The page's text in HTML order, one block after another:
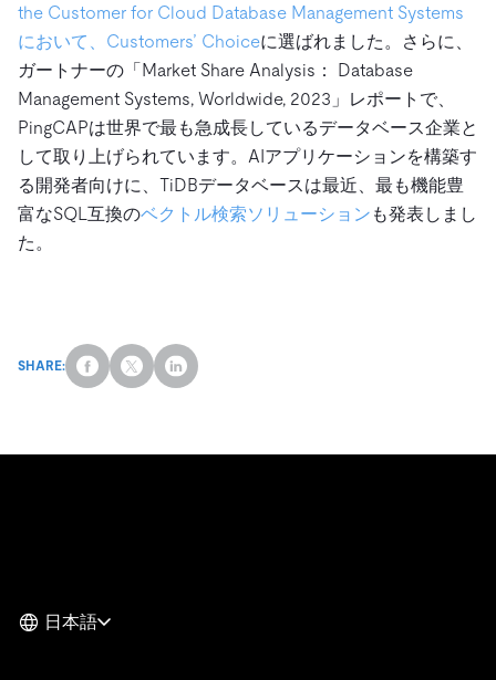
the Customer for Cloud Database Management Systems
において、Customers’ Choiceに選ばれました。さらに、
ガートナーの「Market Share Analysis： Database
Management Systems, Worldwide, 2023」レポートで、
PingCAPは世界で最も急成長しているデータベース企業と
して取り上げられています。AIアプリケーションを構築す
る開発者向けに、TiDBデータベースは最近、最も機能豊
富なSQL互換のベクトル検索ソリューション も発表しまし
た。
SHARE:
日本語